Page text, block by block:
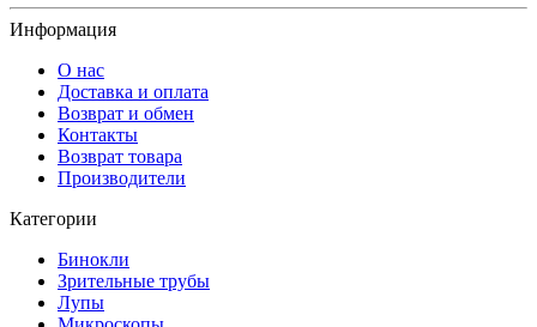
Информация
О нас
Доставка и оплата
Возврат и обмен
Контакты
Возврат товара
Производители
Категории
Бинокли
Зрительные трубы
Лупы